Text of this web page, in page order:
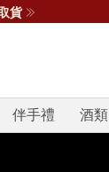
貨
伴手禮 酒類